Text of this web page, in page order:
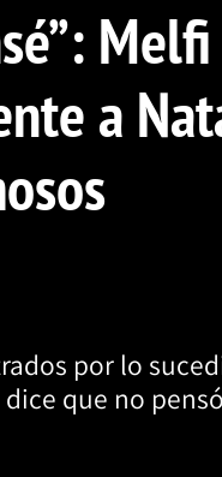
Melfi
a
por lo
que no